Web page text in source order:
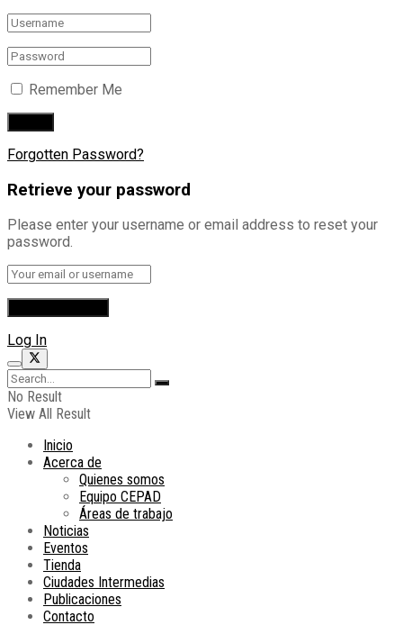
Remember Me
Forgotten Password?
Retrieve your password
Please enter your username or email address to reset your
password.
Log In
No Result
View All Result
Inicio
Acerca de
Quienes somos
Equipo CEPAD
Áreas de trabajo
Noticias
Eventos
Tienda
Ciudades Intermedias
Publicaciones
Contacto